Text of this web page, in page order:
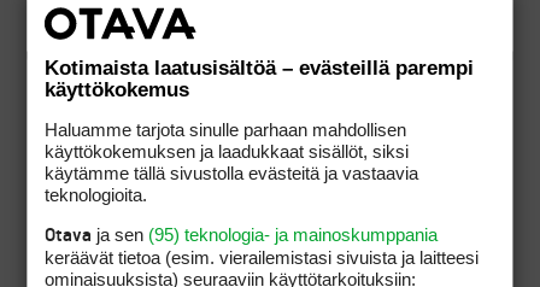
Kotimaista laatusisältöä – evästeillä parempi
käyttökokemus
Haluamme tarjota sinulle parhaan mahdollisen
käyttökokemuksen ja laadukkaat sisällöt, siksi
käytämme tällä sivustolla evästeitä ja vastaavia
teknologioita.
Otava ja sen (95) teknologia- ja mainoskumppania
keräävät tietoa (esim. vierailemis­tasi sivuista ja laitteesi
ominaisuuk­sista) seuraaviin käyttötarkoituksiin: